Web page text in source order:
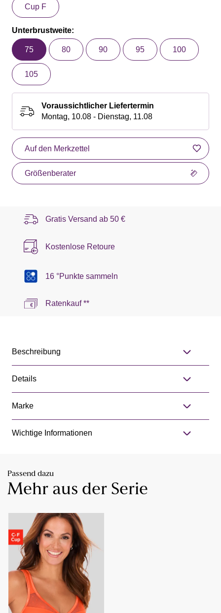
Cup F
Unterbrustweite:
75 80 90 95 100
105
Voraussichtlicher Liefertermin
Montag, 10.08 - Dienstag, 11.08
Auf den Merkzettel
Größenberater
Gratis Versand ab 50 €
Kostenlose Retoure
16 °Punkte sammeln
Ratenkauf **
Beschreibung
Details
Marke
Wichtige Informationen
Passend dazu
Mehr aus der Serie